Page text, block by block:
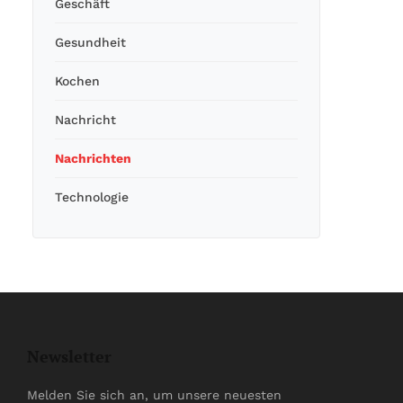
Geschäft
Gesundheit
Kochen
Nachricht
Nachrichten
Technologie
Melden Sie sich an, um unsere neuesten